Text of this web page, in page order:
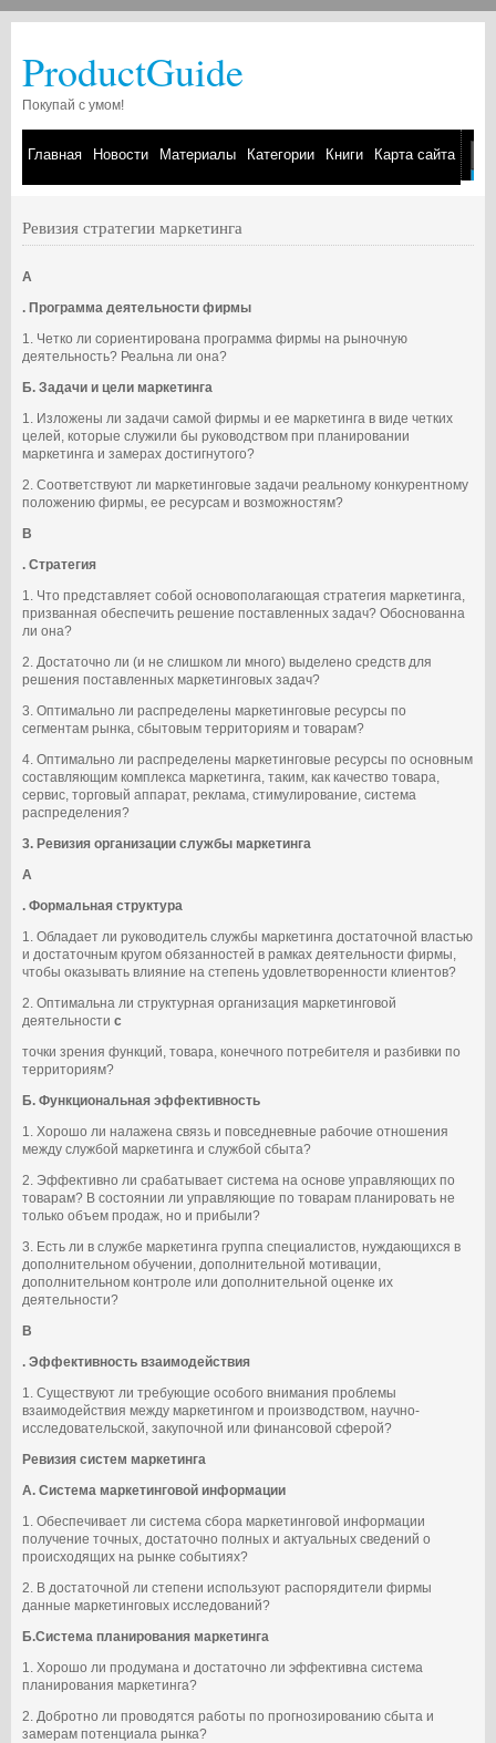
ProductGuide
Покупай с умом!
Главная Новости Материалы Категории Книги Карта сайта
Ревизия стратегии маркетинга
A
. Программа деятельности фирмы
1. Четко ли сориентирована программа фирмы на рыночную
деятельность? Реальна ли она?
Б. Задачи и цели маркетинга
1. Изложены ли задачи самой фирмы и ее маркетинга в виде четких
целей, которые служили бы руководством при планировании
маркетинга и замерах достигнутого?
2. Соответствуют ли маркетинговые задачи реальному конкурентному
положению фирмы, ее ресурсам и возможностям?
B
. Стратегия
1. Что представляет собой основополагающая стратегия маркетинга,
призванная обеспечить решение поставленных задач? Обоснованна
ли она?
2. Достаточно ли (и не слишком ли много) выделено средств для
решения поставленных маркетинговых задач?
3. Оптимально ли распределены маркетинговые ресурсы по
сегментам рынка, сбытовым территориям и товарам?
4. Оптимально ли распределены маркетинговые ресурсы по основным
составляющим комплекса маркетинга, таким, как качество товара,
сервис, торговый аппарат, реклама, стимулирование, система
распределения?
3. Ревизия организации службы маркетинга
A
. Формальная структура
1. Обладает ли руководитель службы маркетинга достаточной властью
и достаточным кругом обязанностей в рамках деятельности фирмы,
чтобы оказывать влияние на степень удовлетворенности клиентов?
2. Оптимальна ли структурная организация маркетинговой
деятельности с
точки зрения функций, товара, конечного потребителя и разбивки по
территориям?
Б. Функциональная эффективность
1. Хорошо ли налажена связь и повседневные рабочие отношения
между службой маркетинга и службой сбыта?
2. Эффективно ли срабатывает система на основе управляющих по
товарам? В состоянии ли управляющие по товарам планировать не
только объем продаж, но и прибыли?
3. Есть ли в службе маркетинга группа специалистов, нуждающихся в
дополнительном обучении, дополнительной мотивации,
дополнительном контроле или дополнительной оценке их
деятельности?
B
. Эффективность взаимодействия
1. Существуют ли требующие особого внимания проблемы
взаимодействия между маркетингом и производством, научно-
исследовательской, закупочной или финансовой сферой?
Ревизия систем маркетинга
А. Система маркетинговой информации
1. Обеспечивает ли система сбора маркетинговой информации
получение точных, достаточно полных и актуальных сведений о
происходящих на рынке событиях?
2. В достаточной ли степени используют распорядители фирмы
данные маркетинговых исследований?
Б.Система планирования маркетинга
1. Хорошо ли продумана и достаточно ли эффективна система
планирования маркетинга?
2. Добротно ли проводятся работы по прогнозированию сбыта и
замерам потенциала рынка?